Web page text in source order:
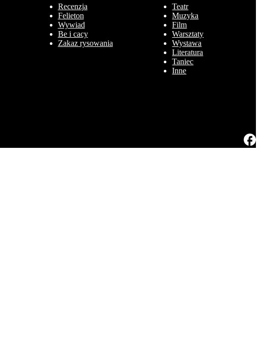
Recenzja
Felieton
Wywiad
Be i cacy
Zakaz rysowania
Teatr
Muzyka
Film
Warsztaty
Wystawa
Literatura
Taniec
Inne